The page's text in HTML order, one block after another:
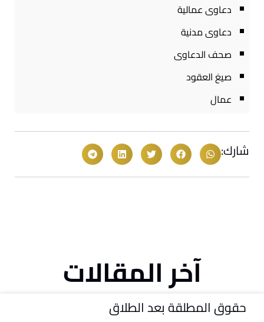
دعاوى عمالية
دعاوى مدنية
صحف الدعاوى
صيغ العقود
عمال
شارك:
آخر المقالات
حقوق المطلقة بعد الطلاق